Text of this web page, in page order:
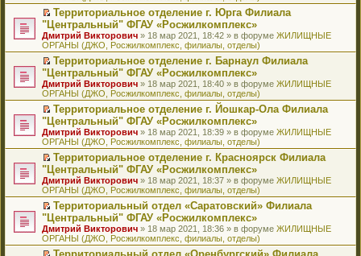
е
н
и
ю
с
о
о
б
щ
е
н
и
ю
н
н
о
м
у
с
о
о
б
щ
е
н
и
ю
о
ч
и
т
а
н
н
о
м
у
с
о
о
б
щ
е
н
и
ю
у
н
е
п
р
о
ч
и
т
а
н
н
о
м
у
с
о
о
б
щ
е
н
и
ю
е
р
в
о
м
у
н
е
п
р
о
ч
и
т
а
н
н
о
м
у
с
о
о
б
щ
е
й
т
и
к
п
е
р
в
о
м
у
н
е
п
р
о
ч
и
т
а
н
н
о
м
у
с
П
е
р
е
й
т
и
к
п
е
р
в
о
м
у
н
е
п
р
о
ч
и
т
а
н
Территориальное отделение г. Юрга Филиала
"Центральный" ФГАУ «Росжилкомплекс»
Дмитрий Викторович » 18 мар 2021, 18:42 » в форуме ЖИЛИЩНЫЕ
ОРГАНЫ (ДЖО, Росжилкомплекс, филиалы, отделы)
П
е
р
е
й
т
и
к
п
е
р
в
о
м
у
н
е
п
р
о
Территориальное отделение г. Барнаул Филиала
"Центральный" ФГАУ «Росжилкомплекс»
Дмитрий Викторович » 18 мар 2021, 18:40 » в форуме ЖИЛИЩНЫЕ
ОРГАНЫ (ДЖО, Росжилкомплекс, филиалы, отделы)
П
е
р
е
й
т
и
к
п
е
р
в
о
м
у
Территориальное отделение г. Йошкар-Ола Филиала
"Центральный" ФГАУ «Росжилкомплекс»
Дмитрий Викторович » 18 мар 2021, 18:39 » в форуме ЖИЛИЩНЫЕ
ОРГАНЫ (ДЖО, Росжилкомплекс, филиалы, отделы)
П
е
р
е
й
т
и
к
п
е
Территориальное отделение г. Красноярск Филиала
"Центральный" ФГАУ «Росжилкомплекс»
Дмитрий Викторович » 18 мар 2021, 18:37 » в форуме ЖИЛИЩНЫЕ
ОРГАНЫ (ДЖО, Росжилкомплекс, филиалы, отделы)
П
е
р
е
й
Территориальный отдел «Саратовский» Филиала
"Центральный" ФГАУ «Росжилкомплекс»
Дмитрий Викторович » 18 мар 2021, 18:36 » в форуме ЖИЛИЩНЫЕ
ОРГАНЫ (ДЖО, Росжилкомплекс, филиалы, отделы)
Территориальный отдел «Оренбургский» Филиала